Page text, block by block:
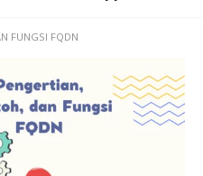
FUNGSI FQDN